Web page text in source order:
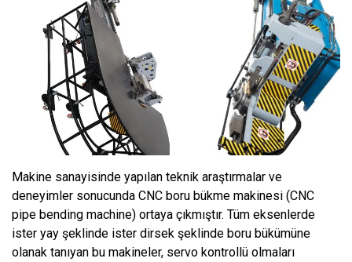
Makine sanayisinde yapılan teknik araştırmalar ve
deneyimler sonucunda CNC boru bükme makinesi (CNC
pipe bending machine) ortaya çıkmıştır. Tüm eksenlerde
ister yay şeklinde ister dirsek şeklinde boru bükümüne
olanak tanıyan bu makineler, servo kontrollü olmaları